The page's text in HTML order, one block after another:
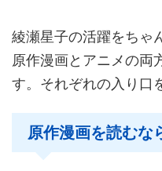
綾瀬星子の活躍をちゃ
原作漫画とアニメの両
す。それぞれの入り口
原作漫画を読むな